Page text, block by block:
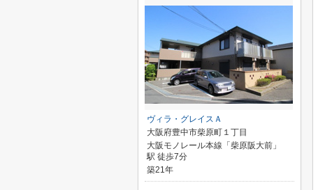
ヴィラ・グレイスＡ
大阪府豊中市柴原町１丁目
大阪モノレール本線「柴原阪大前」
駅 徒歩7分
築21年